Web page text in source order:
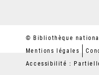
© Bibliothèque
Mentions légales
Accessibilité :